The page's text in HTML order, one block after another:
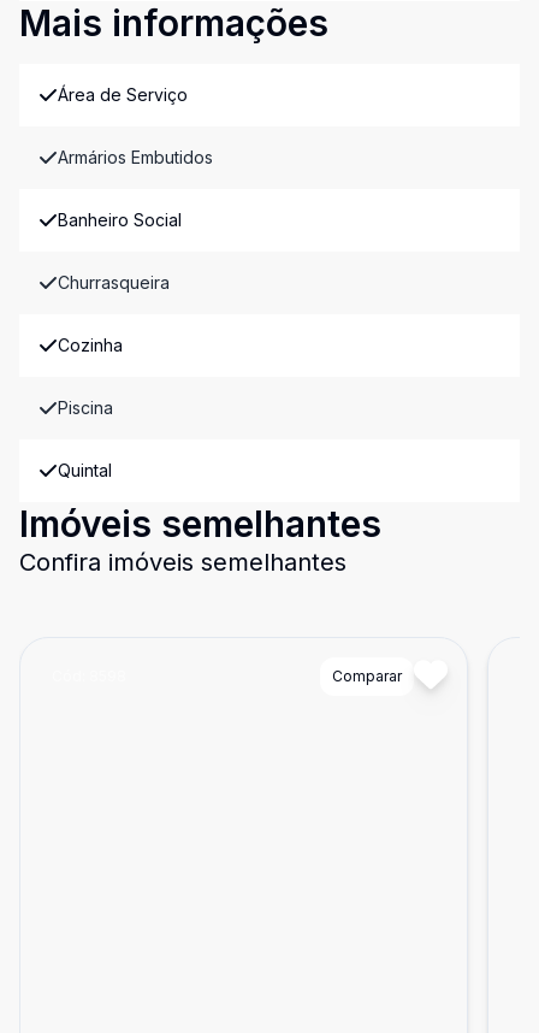
Mais informações
Área de Serviço
Armários Embutidos
Banheiro Social
Churrasqueira
Cozinha
Piscina
Quintal
Imóveis semelhantes
Confira imóveis semelhantes
Comparar